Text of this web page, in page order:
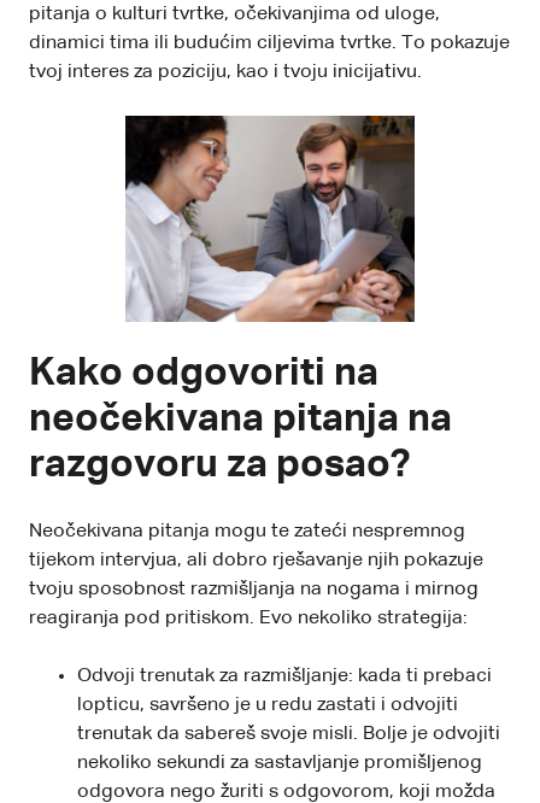
pitanja o kulturi tvrtke, očekivanjima od uloge,
dinamici tima ili budućim ciljevima tvrtke. To pokazuje
tvoj interes za poziciju, kao i tvoju inicijativu.
Kako odgovoriti na
neočekivana pitanja na
razgovoru za posao?
Neočekivana pitanja mogu te zateći nespremnog
tijekom intervjua, ali dobro rješavanje njih pokazuje
tvoju sposobnost razmišljanja na nogama i mirnog
reagiranja pod pritiskom. Evo nekoliko strategija:
Odvoji trenutak za razmišljanje: kada ti prebaci
lopticu, savršeno je u redu zastati i odvojiti
trenutak da sabereš svoje misli. Bolje je odvojiti
nekoliko sekundi za sastavljanje promišljenog
odgovora nego žuriti s odgovorom, koji možda